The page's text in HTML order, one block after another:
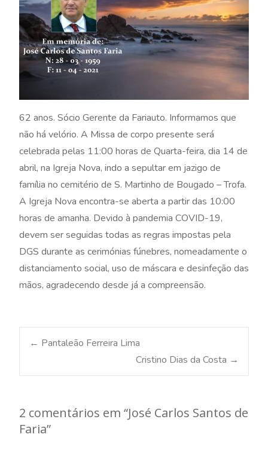
62 anos. Sócio Gerente da Fariauto. Informamos que
não há velório. A Missa de corpo presente será
celebrada pelas 11:00 horas de Quarta-feira, dia 14 de
abril, na Igreja Nova, indo a sepultar em jazigo de
família no cemitério de S. Martinho de Bougado – Trofa.
A Igreja Nova encontra-se aberta a partir das 10:00
horas de amanha. Devido à pandemia COVID-19,
devem ser seguidas todas as regras impostas pela
DGS durante as cerimónias fúnebres, nomeadamente o
distanciamento social, uso de máscara e desinfeção das
mãos, agradecendo desde já a compreensão.
Post
← Pantaleão Ferreira Lima
Cristino Dias da Costa →
2 comentários em “José Carlos Santos de
Faria”